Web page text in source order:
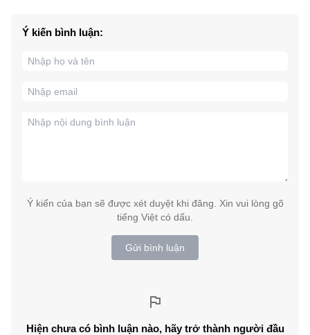
Ý kiến bình luận:
Ý kiến của bạn sẽ được xét duyệt khi đăng. Xin vui lòng gõ
tiếng Việt có dấu.
Gửi bình luận
Hiện chưa có bình luận nào, hãy trở thành người đầu